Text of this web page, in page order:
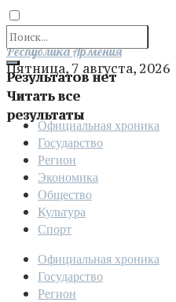
Результатов нет
Читать все
результаты
Отправить
Республика Армения
Пятница, 7 августа, 2026
Официальная хроника
Государство
Регион
Экономика
Общество
Культура
Спорт
Официальная хроника
Государство
Регион